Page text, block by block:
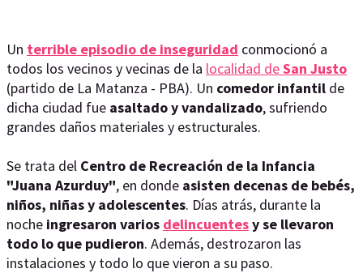
Un terrible episodio de inseguridad conmocionó a
todos los vecinos y vecinas de la localidad deSan Justo
(partido de La Matanza - PBA). Un comedor infantil de
dicha ciudad fue asaltado y vandalizado, sufriendo
grandes daños materiales y estructurales.
Se trata del Centro de Recreación de la Infancia
"Juana Azurduy", en donde asisten decenas de bebés,
niños, niñas y adolescentes. Días atrás, durante la
noche ingresaron varios delincuentesy se llevaron
todo lo que pudieron. Además, destrozaron las
instalaciones y todo lo que vieron a su paso.